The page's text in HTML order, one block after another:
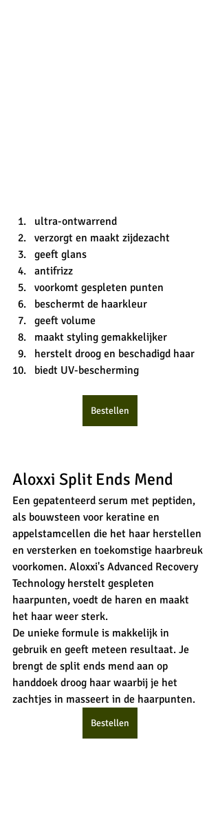
ultra-ontwarrend
verzorgt en maakt zijdezacht
geeft glans
antifrizz
voorkomt gespleten punten
beschermt de haarkleur
geeft volume
maakt styling gemakkelijker
herstelt droog en beschadigd haar
biedt UV-bescherming
Bestellen
Aloxxi Split Ends Mend
Een gepatenteerd serum met peptiden,
als bouwsteen voor keratine en
appelstamcellen die het haar herstellen
en versterken en toekomstige haarbreuk
voorkomen. Aloxxi's Advanced Recovery
Technology herstelt gespleten
haarpunten, voedt de haren en maakt
het haar weer sterk.
De unieke formule is makkelijk in
gebruik en geeft meteen resultaat. Je
brengt de split ends mend aan op
handdoek droog haar waarbij je het
zachtjes in masseert in de haarpunten.
Bestellen